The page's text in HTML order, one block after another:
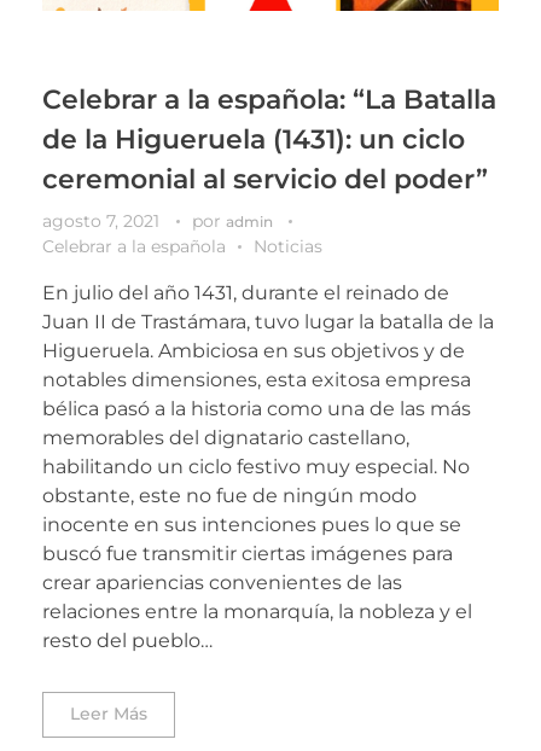
Celebrar a la española: “La Batalla
de la Higueruela (1431): un ciclo
ceremonial al servicio del poder”
agosto 7, 2021 por admin
Celebrar a la española Noticias
En julio del año 1431, durante el reinado de
Juan II de Trastámara, tuvo lugar la batalla de la
Higueruela. Ambiciosa en sus objetivos y de
notables dimensiones, esta exitosa empresa
bélica pasó a la historia como una de las más
memorables del dignatario castellano,
habilitando un ciclo festivo muy especial. No
obstante, este no fue de ningún modo
inocente en sus intenciones pues lo que se
buscó fue transmitir ciertas imágenes para
crear apariencias convenientes de las
relaciones entre la monarquía, la nobleza y el
resto del pueblo…
Leer Más